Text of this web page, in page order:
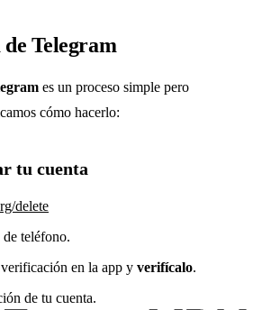
Telegram
es un proceso simple pero
cómo hacerlo:
tu cuenta
delete
teléfono.
en la app y verifícalo.
de tu cuenta.